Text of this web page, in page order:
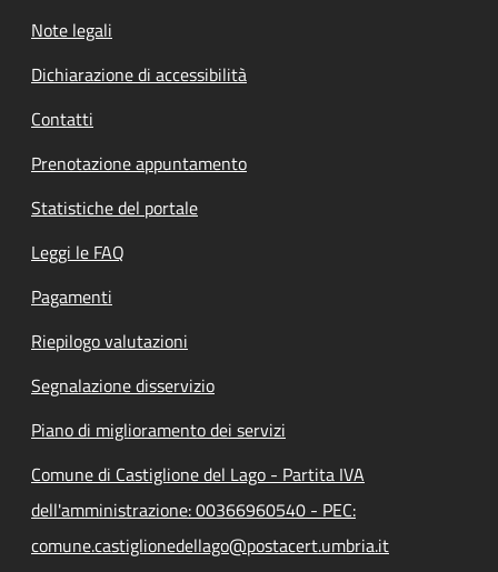
Note legali
Dichiarazione di accessibilità
Contatti
Prenotazione appuntamento
Statistiche del portale
Leggi le FAQ
Pagamenti
Riepilogo valutazioni
Segnalazione disservizio
Piano di miglioramento dei servizi
Comune di Castiglione del Lago - Partita IVA
dell'amministrazione: 00366960540 - PEC:
comune.castiglionedellago@postacert.umbria.it